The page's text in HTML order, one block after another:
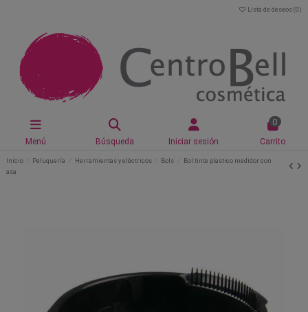
Lista de deseos (0 )
Menú Búsqueda Iniciar sesión
0
Carrito
Inicio Peluquería Herramientas y eléctricos Bols
Bol tinte plastico medidor con
asa